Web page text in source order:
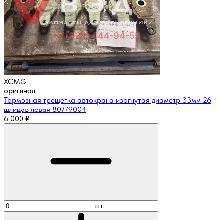
XCMG
оригинал
Тормозная трещетка автокрана изогнутая диаметр 33мм 26
шлицов левая 80779004
6 000 ₽
шт